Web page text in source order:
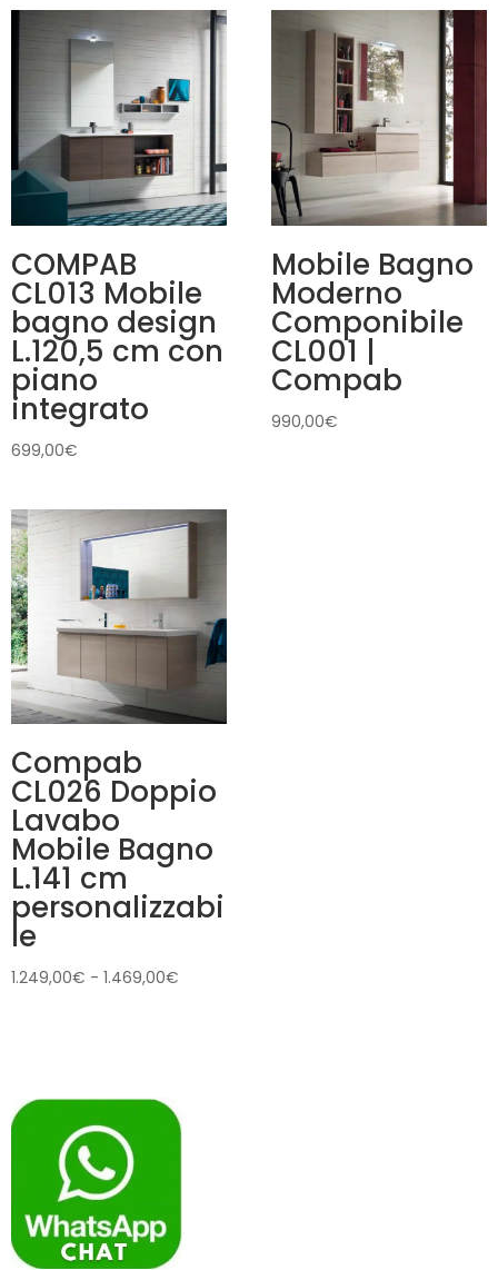
COMPAB
CL013 Mobile
bagno design
L.120,5 cm con
piano
integrato
699,00€
Mobile Bagno
Moderno
Componibile
CL001 |
Compab
990,00€
Compab
CL026 Doppio
Lavabo
Mobile Bagno
L.141 cm
personalizzabi
le
1.249,00€ - 1.469,00€
1.469,00€